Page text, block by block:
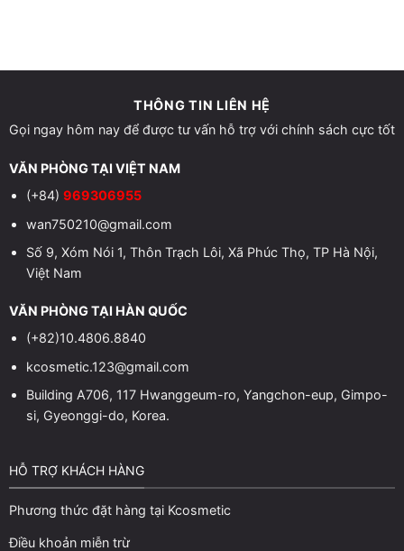
THÔNG TIN LIÊN HỆ
Gọi ngay hôm nay để được tư vấn hỗ trợ với chính sách cực tốt
VĂN PHÒNG TẠI VIỆT NAM
(+84) 969306955
wan750210@gmail.com
Số 9, Xóm Nói 1, Thôn Trạch Lôi, Xã Phúc Thọ, TP Hà Nội,
Việt Nam
VĂN PHÒNG TẠI HÀN QUỐC
(+82)10.4806.8840
kcosmetic.123@gmail.com
Building A706, 117 Hwanggeum-ro, Yangchon-eup, Gimpo-
si, Gyeonggi-do, Korea.
HỖ TRỢ KHÁCH HÀNG
Phương thức đặt hàng tại Kcosmetic
Điều khoản miễn trừ